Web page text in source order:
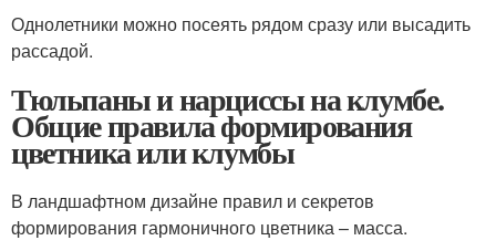
Однолетники можно посеять рядом сразу или высадить
рассадой.
Тюльпаны и нарциссы на клумбе.
Общие правила формирования
цветника или клумбы
В ландшафтном дизайне правил и секретов
формирования гармоничного цветника – масса.